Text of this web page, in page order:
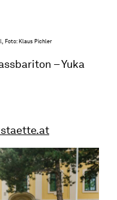
Foto: Klaus Pichler
– Yuka